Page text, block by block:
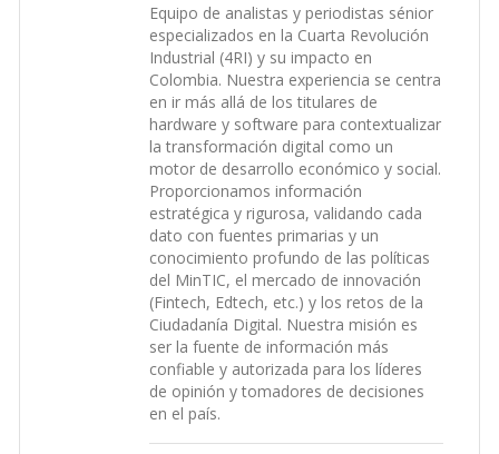
Equipo de analistas y periodistas sénior
especializados en la Cuarta Revolución
Industrial (4RI) y su impacto en
Colombia. Nuestra experiencia se centra
en ir más allá de los titulares de
hardware y software para contextualizar
la transformación digital como un
motor de desarrollo económico y social.
Proporcionamos información
estratégica y rigurosa, validando cada
dato con fuentes primarias y un
conocimiento profundo de las políticas
del MinTIC, el mercado de innovación
(Fintech, Edtech, etc.) y los retos de la
Ciudadanía Digital. Nuestra misión es
ser la fuente de información más
confiable y autorizada para los líderes
de opinión y tomadores de decisiones
en el país.